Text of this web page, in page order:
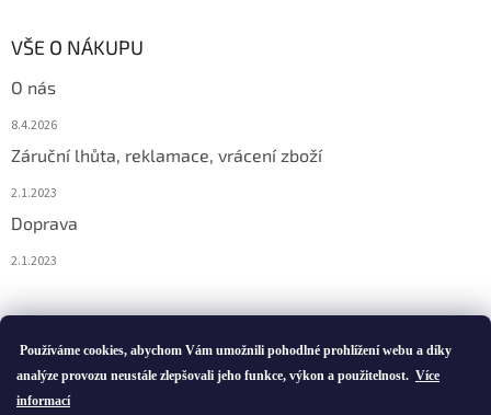
Používáme cookies, abychom Vám umožnili pohodlné prohlížení webu a díky
analýze provozu neustále zlepšovali jeho funkce, výkon a použitelnost. Více
informací
VŠE O NÁKUPU
O nás
8.4.2026
Záruční lhůta, reklamace, vrácení zboží
2.1.2023
Doprava
2.1.2023
Vytvořil Shoptet